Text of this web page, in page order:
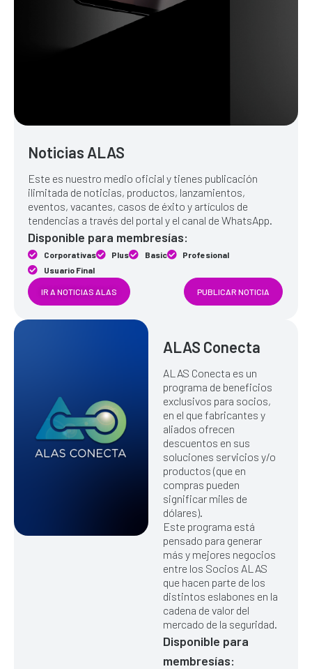
Noticias ALAS
Este es nuestro medio oficial y tienes publicación
ilimitada de noticias, productos, lanzamientos,
eventos, vacantes, casos de éxito y artículos de
tendencias a través del portal y el canal de WhatsApp.
Disponible para membresías:
Corporativas Plus Basic
Profesional
Usuario Final
IR A NOTICIAS ALAS PUBLICAR NOTICIA
ALAS Conecta
ALAS Conecta es un
programa de beneficios
exclusivos para socios,
en el que fabricantes y
aliados ofrecen
descuentos en sus
soluciones servicios y/o
productos (que en
compras pueden
significar miles de
dólares).
Este programa está
pensado para generar
más y mejores negocios
entre los Socios ALAS
que hacen parte de los
distintos eslabones en la
cadena de valor del
mercado de la seguridad.
Disponible para
membresías: